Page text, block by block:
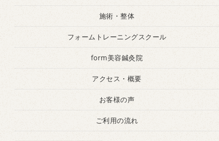
施術・整体
フォームトレーニングスクール
form美容鍼灸院
アクセス・概要
お客様の声
ご利用の流れ